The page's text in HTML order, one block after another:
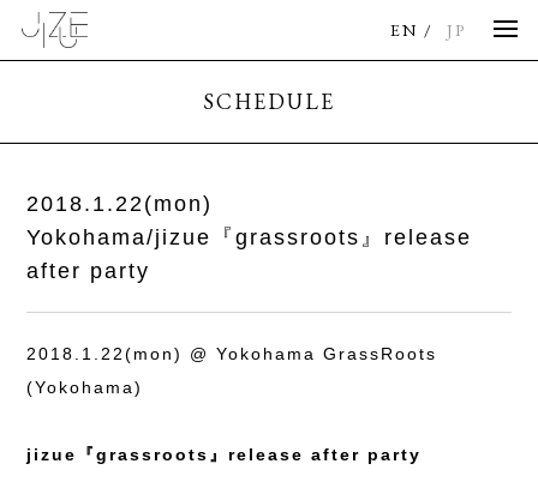
EN JP
SCHEDULE
2018.1.22(mon)
Yokohama/jizue『grassroots』release
after party
2018.1.22(mon) @ Yokohama GrassRoots
(Yokohama)
jizue『grassroots』release after party